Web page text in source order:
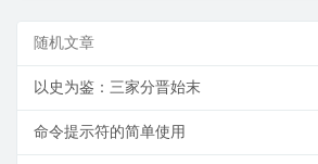
随机文章
以史为鉴：三家分晋始末
命令提示符的简单使用